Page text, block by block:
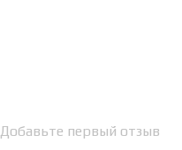
Добавьте первый отзыв